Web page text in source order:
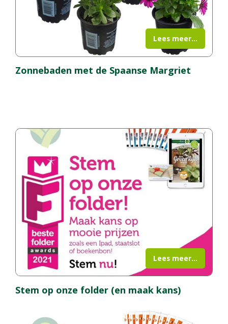
Zonnebaden met de Spaanse Margriet
Lees meer...
Stem op onze folder (en maak kans)
Lees meer...